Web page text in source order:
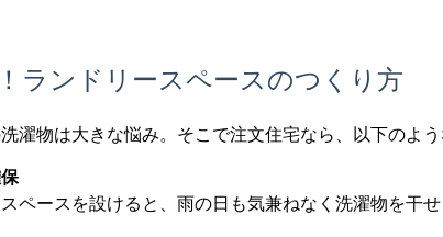
ランドリースペースのつくり方
濯物は大きな悩み。そこで注文住宅なら、以下のよ
ペースを設けると、雨の日も気兼ねなく洗濯物を干せ